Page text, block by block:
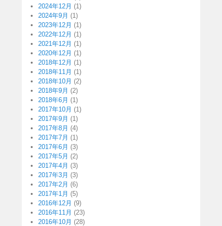
2024年12月 (1)
2024年9月 (1)
2023年12月 (1)
2022年12月 (1)
2021年12月 (1)
2020年12月 (1)
2018年12月 (1)
2018年11月 (1)
2018年10月 (2)
2018年9月 (2)
2018年6月 (1)
2017年10月 (1)
2017年9月 (1)
2017年8月 (4)
2017年7月 (1)
2017年6月 (3)
2017年5月 (2)
2017年4月 (3)
2017年3月 (3)
2017年2月 (6)
2017年1月 (5)
2016年12月 (9)
2016年11月 (23)
2016年10月 (28)